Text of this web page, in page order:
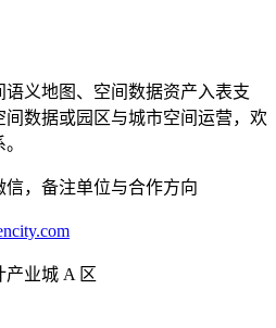
义地图、空间数据资产入表支
数据或园区与城市空间运营，欢
信，备注单位与合作方向
产业城 A 区